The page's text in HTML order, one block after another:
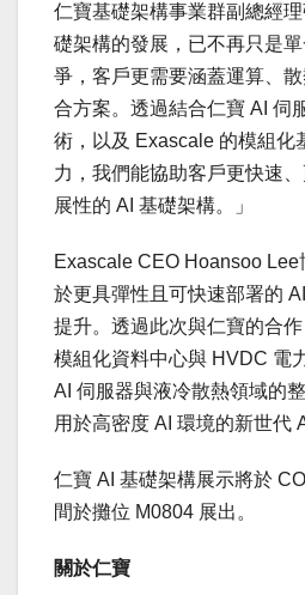
仁寶基礎架構事業群副總經
礎架構的發展，已不再只是
爭，客戶更需要涵蓋運算、
合方案。透過結合仁寶 AI 伺
術，以及 Exascale 的模組化
力，我們能協助客戶更快速
展性的 AI 基礎架構。」
Exascale CEO Hoansoo
於更具彈性且可快速部署的
提升。透過此次與仁寶的合
模組化資料中心與 HVDC 電
AI 伺服器與液冷散熱領域的
用於高密度 AI 環境的新世代
仁寶 AI 基礎架構展示將於
間於攤位 M0804 展出。
關於仁寶